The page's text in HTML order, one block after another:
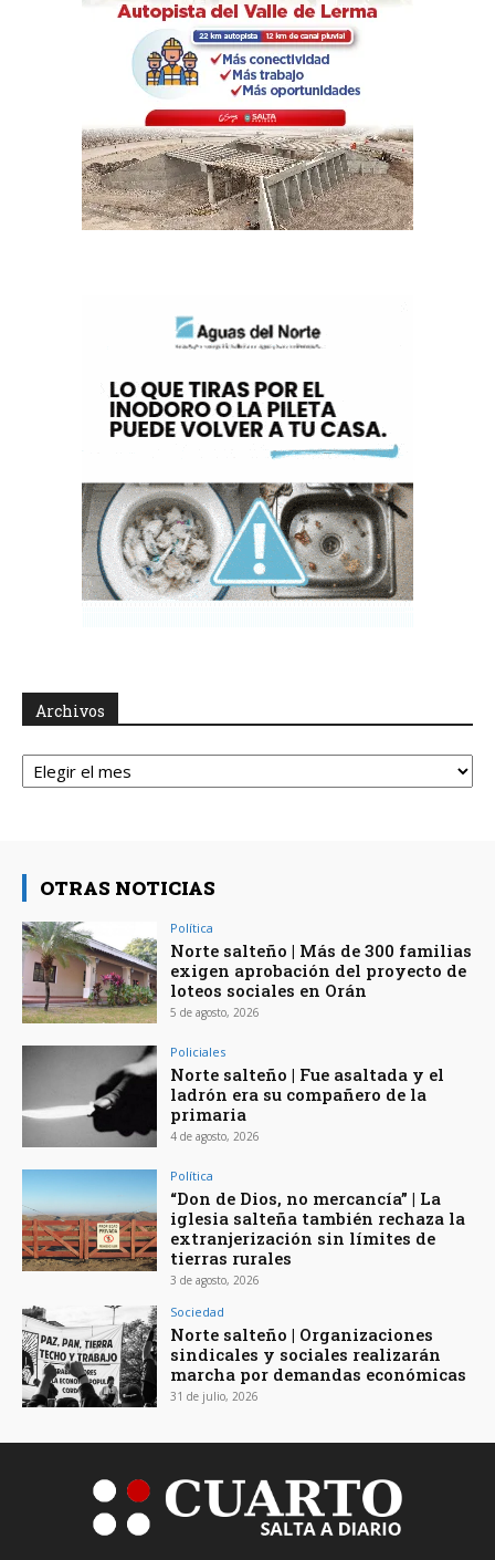
Archivos
Archivos
OTRAS NOTICIAS
Política
Norte salteño | Más de 300 familias
exigen aprobación del proyecto de
loteos sociales en Orán
5 de agosto, 2026
Policiales
Norte salteño | Fue asaltada y el
ladrón era su compañero de la
primaria
4 de agosto, 2026
Política
“Don de Dios, no mercancía” | La
iglesia salteña también rechaza la
extranjerización sin límites de
tierras rurales
3 de agosto, 2026
Sociedad
Norte salteño | Organizaciones
sindicales y sociales realizarán
marcha por demandas económicas
31 de julio, 2026